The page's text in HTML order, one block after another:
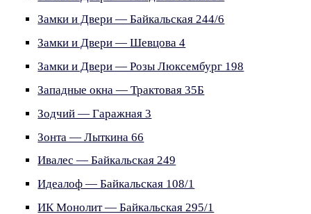
Замки и Двери — Байкальская 244/6
Замки и Двери — Шевцова 4
Замки и Двери — Розы Люксембург 198
Западные окна — Трактовая 35Б
Зодчий — Гаражная 3
Зонта — Лыткина 66
Ивалес — Байкальская 249
Идеалоф — Байкальская 108/1
ИК Монолит — Байкальская 295/1